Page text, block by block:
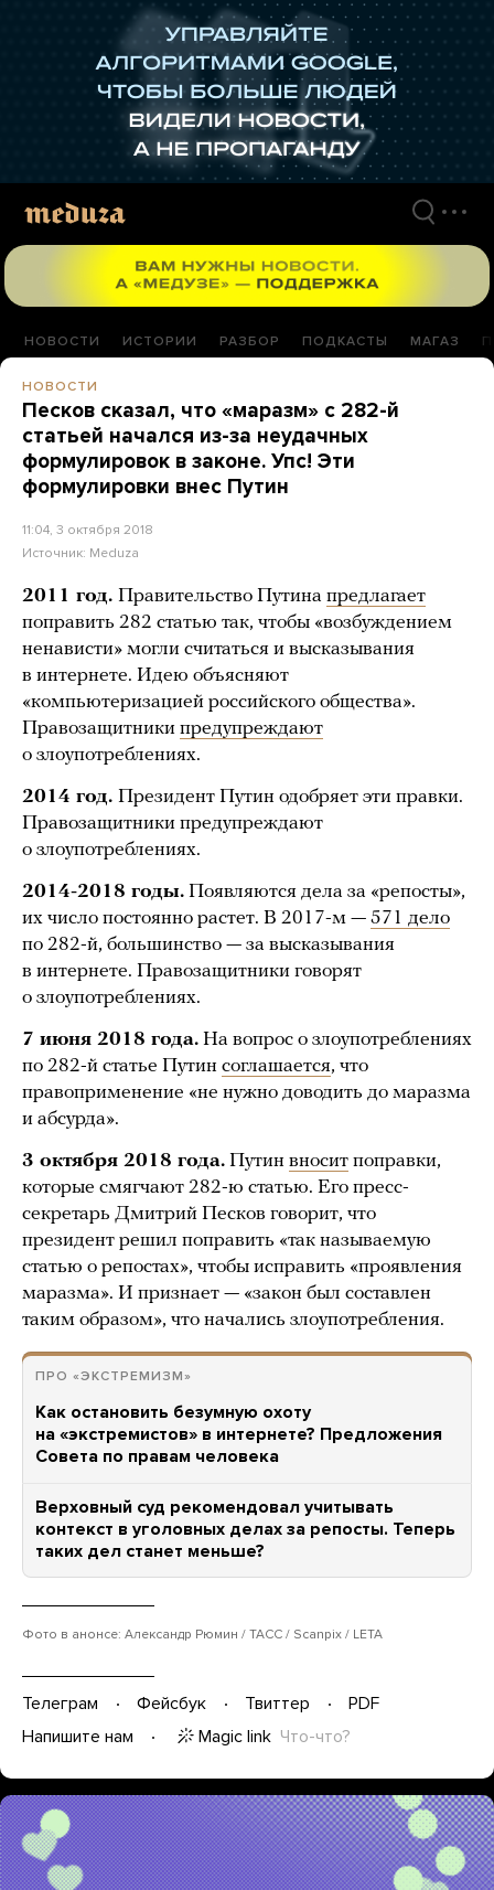
НОВОСТИ ИСТОРИИ РАЗБОР ПОДКАСТЫ МАГАЗ
НОВОСТИ
Песков сказал, что «маразм» с 282-й
статьей начался из-за неудачных
формулировок в законе. Упс! Эти
формулировки внес Путин
11:04, 3 октября 2018
Источник: Meduza
2011 год. Правительство Путина предлагает
поправить 282 статью так, чтобы «возбуждением
ненависти» могли считаться и высказывания
в интернете. Идею объясняют
«компьютеризацией российского общества».
Правозащитники предупреждают
о злоупотреблениях.
2014 год. Президент Путин одобряет эти правки.
Правозащитники предупреждают
о злоупотреблениях.
2014-2018 годы. Появляются дела за «репосты»,
их число постоянно растет. В 2017-м — 571 дело
по 282-й, большинство — за высказывания
в интернете. Правозащитники говорят
о злоупотреблениях.
7 июня 2018 года. На вопрос о злоупотреблениях
по 282-й статье Путин соглашается, что
правоприменение «не нужно доводить до маразма
и абсурда».
3 октября 2018 года. Путин вносит поправки,
которые смягчают 282-ю статью. Его пресс-
секретарь Дмитрий Песков говорит, что
президент решил поправить «так называемую
статью о репостах», чтобы исправить «проявления
маразма». И признает — «закон был составлен
таким образом», что начались злоупотребления.
ПРО «ЭКСТРЕМИЗМ»
Как остановить безумную охоту
на «экстремистов» в интернете? Предложения
Совета по правам человека
Верховный суд рекомендовал учитывать
контекст в уголовных делах за репосты. Теперь
таких дел станет меньше?
Фото в анонсе: Александр Рюмин / ТАСС / Scanpix / LETA
Телеграм Фейсбук Твиттер
PDF
Напишите нам
Magic link Что-что?